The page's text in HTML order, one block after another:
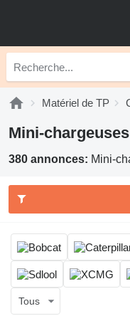
Matériel de TP
Mini-
380 annonces: Mini-
Tous